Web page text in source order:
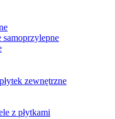
zewnętrzne
z płytkami